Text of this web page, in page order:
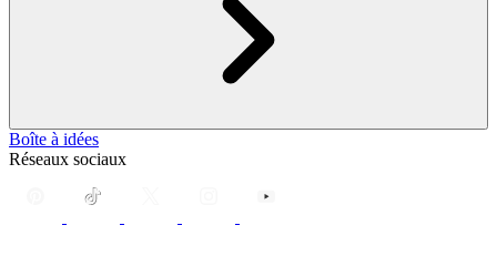
Boîte à idées
Réseaux sociaux